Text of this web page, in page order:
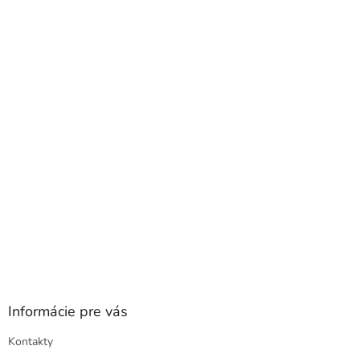
Informácie pre vás
Kontakty